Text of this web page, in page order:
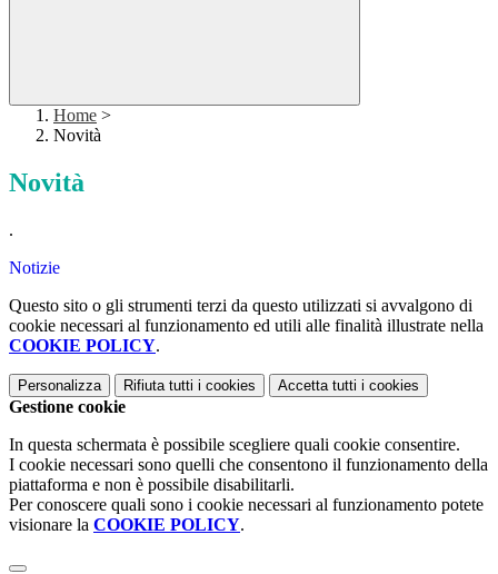
Home >
Novità
Novità
.
Notizie
Questo sito o gli strumenti terzi da questo utilizzati si avvalgono di
cookie necessari al funzionamento ed utili alle finalità illustrate nella
COOKIE POLICY.
Personalizza Rifiuta tutti i cookies Accetta tutti i cookies
Gestione cookie
In questa schermata è possibile scegliere quali cookie consentire.
I cookie necessari sono quelli che consentono il funzionamento della
piattaforma e non è possibile disabilitarli.
Per conoscere quali sono i cookie necessari al funzionamento potete
visionare la COOKIE POLICY.